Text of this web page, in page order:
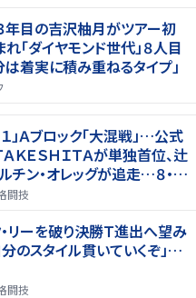
年目の吉沢柚月がツアー初
「ダイヤモンド世代」８人目
着実に積み重ねるタイプ」
」Ａブロック「大混戦」…公式
ＫＥＳＨＩＴＡが単独首位、辻
チン・オレッグが追走…８・９
闘技
リーを破り決勝Ｔ進出へ望み
のスタイル貫いていくぞ」…
闘技